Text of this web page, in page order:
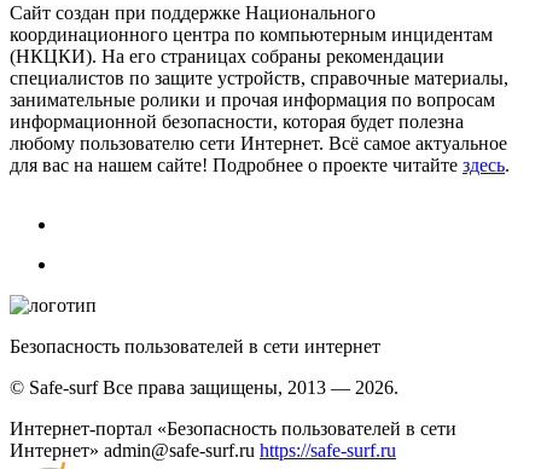
Сайт создан при поддержке Национального
координационного центра по компьютерным инцидентам
(НКЦКИ). На его страницах собраны рекомендации
специалистов по защите устройств, справочные материалы,
занимательные ролики и прочая информация по вопросам
информационной безопасности, которая будет полезна
любому пользователю сети Интернет. Всё самое актуальное
для вас на нашем сайте! Подробнее о проекте читайте здесь.
Безопасность пользователей в сети интернет
© Safe-surf Все права защищены, 2013 — 2026.
Интернет-портал «Безопасность пользователей в сети
Интернет» admin@safe-surf.ru https://safe-surf.ru